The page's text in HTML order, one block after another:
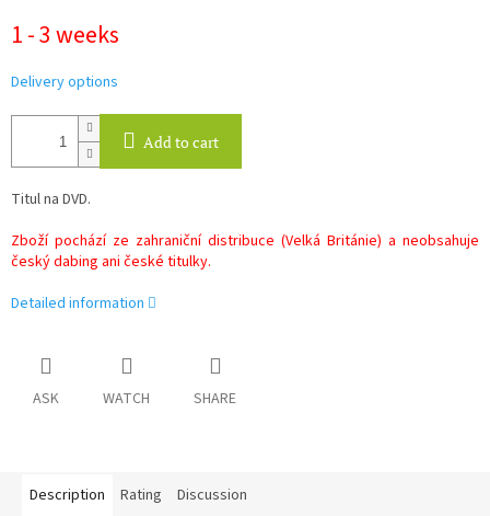
price:
1 - 3 weeks
Delivery options
Add to cart
Titul na DVD.
Zboží pochází ze zahraniční distribuce (Velká Británie) a neobsahuje
český dabing ani české titulky.
Detailed information
ASK WATCH SHARE
Description Rating Discussion